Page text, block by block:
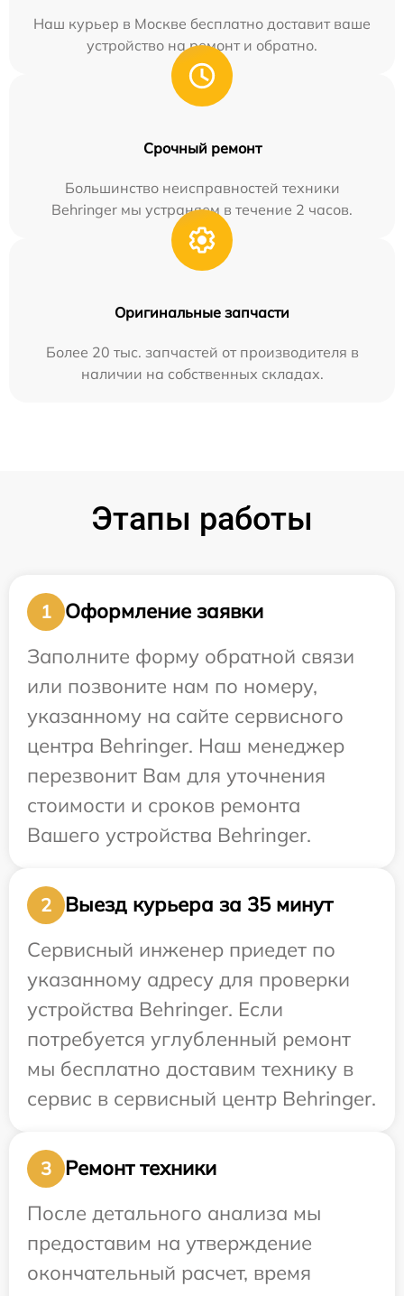
Наш курьер в Москве бесплатно доставит ваше
устройство на ремонт и обратно.
Срочный ремонт
Большинство неисправностей техники
Behringer мы устраняем в течение 2 часов.
Оригинальные запчасти
Более 20 тыс. запчастей от производителя в
наличии на собственных складах.
Этапы работы
1
Оформление заявки
Заполните форму обратной связи
или позвоните нам по номеру,
указанному на сайте сервисного
центра Behringer. Наш менеджер
перезвонит Вам для уточнения
стоимости и сроков ремонта
Вашего устройства Behringer.
2
Выезд курьера за 35 минут
Сервисный инженер приедет по
указанному адресу для проверки
устройства Behringer. Если
потребуется углубленный ремонт
мы бесплатно доставим технику в
сервис в сервисный центр Behringer.
3
Ремонт техники
После детального анализа мы
предоставим на утверждение
окончательный расчет, время